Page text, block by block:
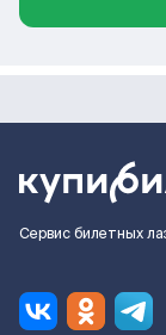
Сервис билетных